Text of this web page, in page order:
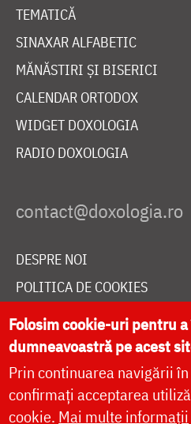
TEMATICĂ
SINAXAR ALFABETIC
MĂNĂSTIRI ȘI BISERICI
CALENDAR ORTODOX
WIDGET DOXOLOGIA
RADIO DOXOLOGIA
DESPRE NOI
POLITICA DE COOKIES
DONEAZĂ ONLINE PENTRU
LIVE
Folosim cookie-uri pentru
dumneavoastră pe acest
Prin continuarea navigării
confirmați acceptarea
cookie. Mai multe informații